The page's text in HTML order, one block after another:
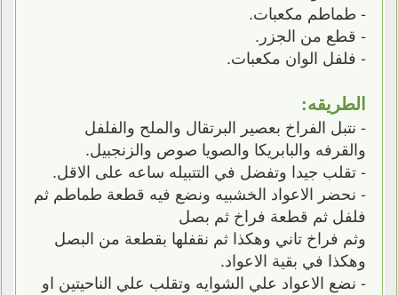
- طماطم مكعبات.
- قطع من الجزر.
- فلفل الوان مكعبات.
الطريقه:
- نتبل الفراخ بعصير البرتقال والملح والفلفل
والقرفه والبابريكا والصويا صوص والزنجبيل.
- تقلب جيدا وتفضل في التتبيله ساعه على الاقل.
- نحضر الاعواد الخشبيه ونضع فيه قطعة طماطم ثم
فلفل ثم قطعة فراخ ثم بصل
وثم فراخ تاني وهكذا ثم نقفلها بقطعة من البصل
وهكذا في بقية الاعواد.
- نضع الاعواد علي الشوايه وتقلب علي الناحيتين او